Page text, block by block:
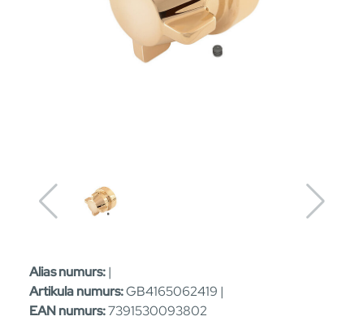
Alias numurs:|
Artikula numurs:GB4165062419 |
EAN numurs:7391530093802